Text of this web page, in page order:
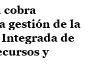
cobra
gestión de la
de
y